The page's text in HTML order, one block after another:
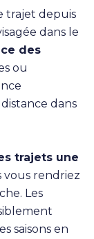
trajet depuis
dans le
des
ou
dans
trajets une
vous rendriez
Les
saisons en